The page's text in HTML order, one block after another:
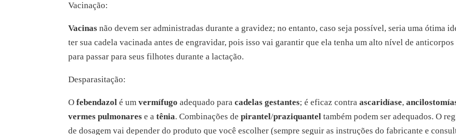
Vacinação:
Vacinas não devem ser administradas durante a gravidez; no entanto, caso seja possível, seria uma ótima
ter sua cadela vacinada antes de engravidar, pois isso vai garantir que ela tenha um alto nível de anticorpos
para passar para seus filhotes durante a lactação.
Desparasitação:
Ofebendazol é umvermífugo adequado paracadelas gestantes; é eficaz contraascaridíase,
vermes pulmonares e atênia. Combinações depirantel/praziquantel também podem ser adequados. O
de dosagem vai depender do produto que você escolher (sempre seguir as instruções do fabricante e